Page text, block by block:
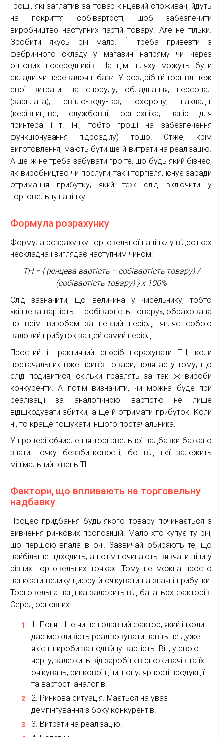
Гроші, які заплатив за товар кінцевий споживач, йдуть
на покриття собівартості, щоб забезпечити
виробництво наступних партій товару. Але не тільки.
Зробити якусь річ мало. Її треба привезти з
фабричного складу у магазин напряму чи через
оптових посередників. На цім шляху можуть бути
склади чи перевалочні бази. У роздрібній торгівлі теж
свої витрати: на споруду, обладнання, персонал
(зарплата), світло-воду-газ, охорону, накладні
(керівництво, службовці, оргтехніка, папір для
принтера і т. ін., тобто гроші на забезпечення
функціонування підрозділу) тощо. Отже, крім
виготовлення, мають бути ще й витрати на реалізацію.
А ще ж не треба забувати про те, що будь-який бізнес,
як виробництво чи послуги, так і торгівля, існує заради
отримання прибутку, який теж слід включити у
торговельну націнку.
Формула розрахунку
Формула розрахунку торговельної націнки у відсотках
нескладна і виглядає наступним чином:
ТН = { (кінцева вартість – собівартість товару) /
(собівартість товару) } х 100%
Слід зазначити, що величина у чисельнику, тобто
«кінцева вартість – собівартість товару», обрахована
по всім виробам за певний період, являє собою
валовий прибуток за цей самий період.
Простий і практичний спосіб порахувати ТН, коли
постачальник вже привіз товари, полягає у тому, що
слід подивитися, скільки правлять за такі ж вироби
конкуренти. А потім визначити, чи можна буде при
реалізації за аналогічною вартістю не лише
відшкодувати збитки, а ще й отримати прибуток. Коли
ні, то краще пошукати іншого постачальника.
У процесі обчислення торговельної надбавки бажано
знати точку беззбитковості, бо від неї залежить
мінімальний рівень ТН.
Фактори, що впливають на торговельну
надбавку
Процес придбання будь-якого товару починається з
вивчення ринкових пропозицій. Мало хто купує ту річ,
що першою впала в очі. Зазвичай обирають те, що
найбільше підходить, а потім починають вивчати ціни у
різних торговельних точках. Тому не можна просто
написати велику цифру й очікувати на значні прибутки.
Торговельна націнка залежить від багатьох факторів.
Серед основних:
Попит. Це чи не головний фактор, який інколи
дає можливість реалізовувати навіть не дуже
якісні вироби за подвійну вартість. Він, у свою
чергу, залежить від заробітків споживачів та їх
очікувань, ринкової ціни, популярності продукції
та вартості аналогів.
Ринкова ситуація. Мається на увазі
демпінгування з боку конкурентів.
Витрати на реалізацію.